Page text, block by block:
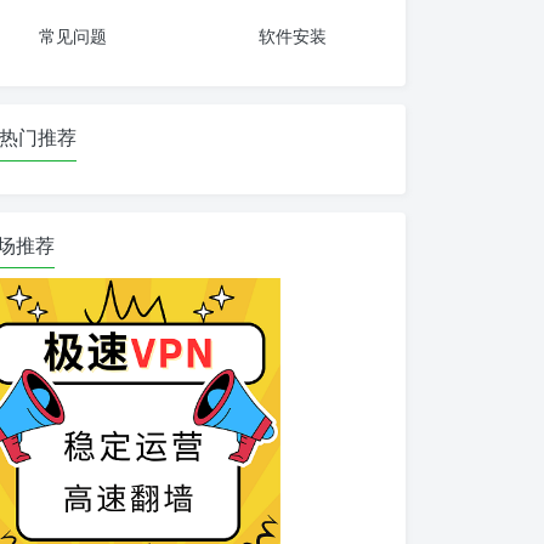
常见问题 软件安装
热门推荐
推荐